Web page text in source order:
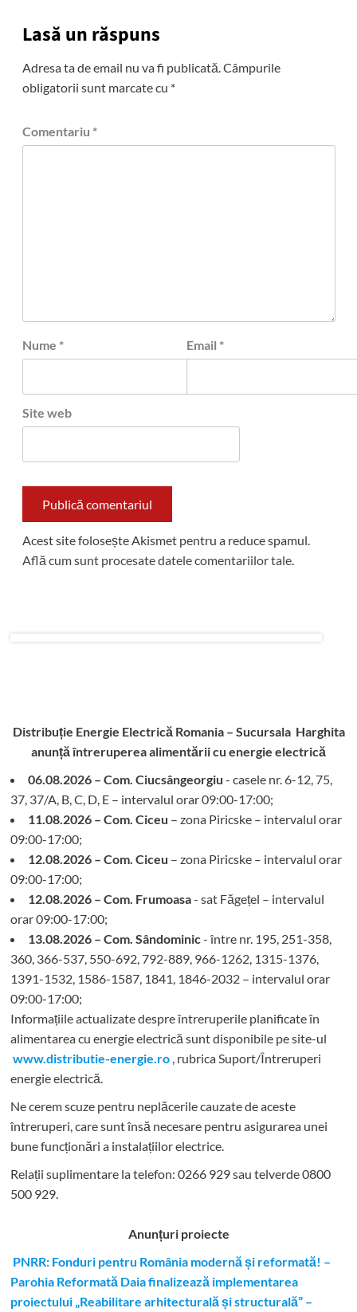
Lasă un răspuns
Adresa ta de email nu va fi publicată.Câmpurile
obligatorii sunt marcate cu *
Comentariu *
Nume * Email *
Site web
Acest site folosește Akismet pentru a reduce spamul.
Află cum sunt procesate datele comentariilor tale.
Distribuție Energie Electrică Romania – Sucursala Harghita
anunță întreruperea alimentării cu energie electrică
06.08.2026 – Com. Ciucsângeorgiu - casele nr. 6-12, 75,
37, 37/A, B, C, D, E – intervalul orar 09:00-17:00;
11.08.2026 – Com. Ciceu – zona Piricske – intervalul orar
09:00-17:00;
12.08.2026 – Com. Ciceu – zona Piricske – intervalul orar
09:00-17:00;
12.08.2026 – Com. Frumoasa- sat Făgețel – intervalul
orar 09:00-17:00;
13.08.2026 – Com. Sândominic- între nr. 195, 251-358,
360, 366-537, 550-692, 792-889, 966-1262, 1315-1376,
1391-1532, 1586-1587, 1841, 1846-2032 – intervalul orar
09:00-17:00;
Informațiile actualizate despre întreruperile planificate în
alimentarea cu energie electrică sunt disponibile pe site-ul
www.distributie-energie.ro , rubrica Suport/Întreruperi
energie electrică.
Ne cerem scuze pentru neplăcerile cauzate de aceste
întreruperi, care sunt însă necesare pentru asigurarea unei
bune funcționări a instalațiilor electrice.
Relații suplimentare la telefon: 0266 929 sau telverde 0800
500 929.
Anunțuri proiecte
PNRR: Fonduri pentru România modernă și reformată! –
Parohia Reformată Daia finalizează implementarea
proiectului „Reabilitare arhitecturală și structurală” –